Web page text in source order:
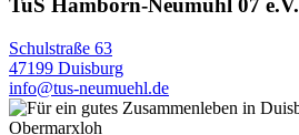
TuS Hamborn-Neumühl 07 e.V.
Schulstraße 63
47199 Duisburg
info@tus-neumuehl.de